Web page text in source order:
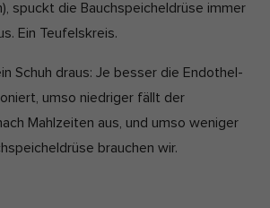
spuckt die Bauchspeicheldrüse immer
Ein Teufelskreis.
Schuh draus: Je besser die Endothel-
umso niedriger fällt der
Mahlzeiten aus, und umso weniger
brauchen wir.